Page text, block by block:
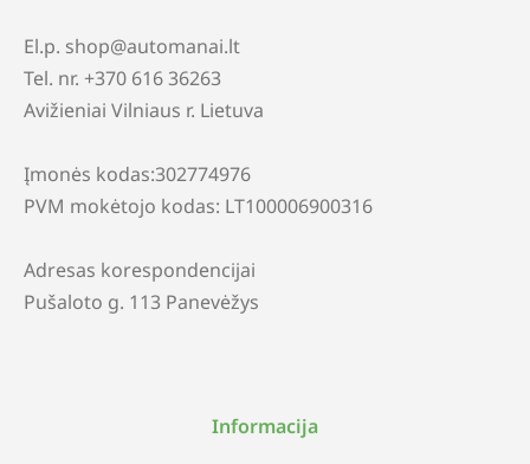
El.p. shop@automanai.lt
Tel. nr. +370 616 36263
Avižieniai Vilniaus r. Lietuva
Įmonės kodas:302774976
PVM mokėtojo kodas: LT100006900316
Adresas korespondencijai
Pušaloto g. 113 Panevėžys
Informacija